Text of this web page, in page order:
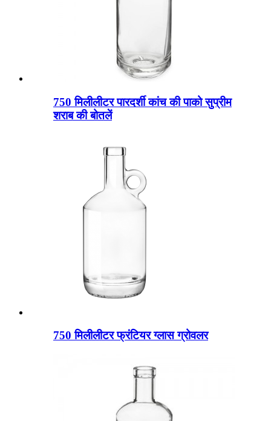
750 मिलीलीटर पारदर्शी कांच की पाको सुप्रीम
शराब की बोतलें
750 मिलीलीटर फ्रंटियर ग्लास ग्रोवलर